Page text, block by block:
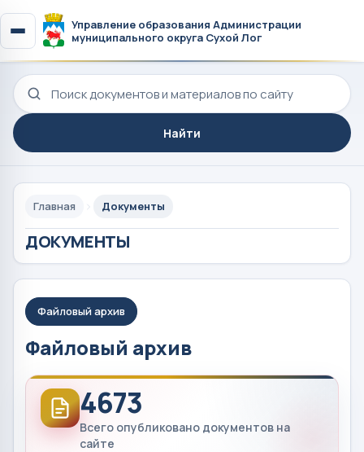
Управление образования Администрации
муниципального округа Сухой Лог
Поиск по сайту
Найти
Главная Документы
ДОКУМЕНТЫ
Файловый архив
Файловый архив
4673
Всего опубликовано документов на
сайте